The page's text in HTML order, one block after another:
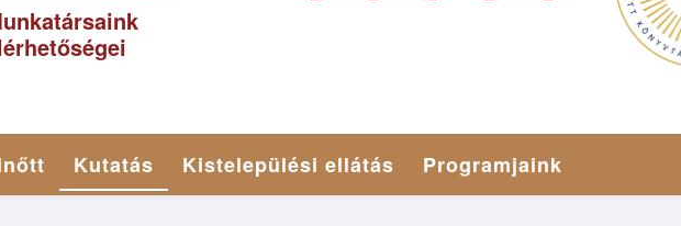
Kutatás Kistelepülési ellátás Programjaink